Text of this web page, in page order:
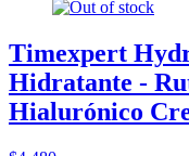
Timexpert
Hidratante -
Hialurónico